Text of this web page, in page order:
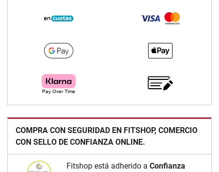
COMPRA CON SEGURIDAD EN FITSHOP, COMERCIO
CON SELLO DE CONFIANZA ONLINE.
Fitshop está adherido a Confianza